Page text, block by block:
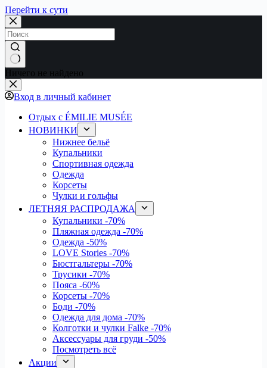
Перейти к сути
Ничего не найдено
Вход в личный кабинет
Отдых с ÉMILIE MUSÉE
НОВИНКИ
Нижнее бельё
Купальники
Спортивная одежда
Одежда
Корсеты
Чулки и гольфы
ЛЕТНЯЯ РАСПРОДАЖА
Купальники -70%
Пляжная одежда -70%
Одежда -50%
LOVE Stories -70%
Бюстгальтеры -70%
Трусики -70%
Пояса -60%
Корсеты -70%
Боди -70%
Одежда для дома -70%
Колготки и чулки Falke -70%
Аксессуары для груди -50%
Посмотреть всё
Акции